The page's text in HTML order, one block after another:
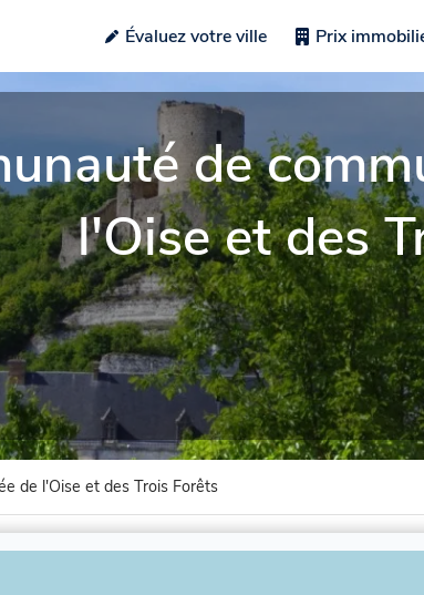
Évaluez votre ville Prix
de
l'Oise et des
de l'Oise et des Trois Forêts